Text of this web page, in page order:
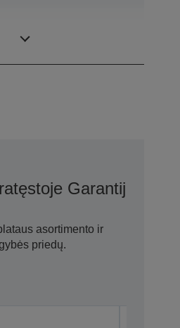
Garantijoje
asortimento ir
priedų.